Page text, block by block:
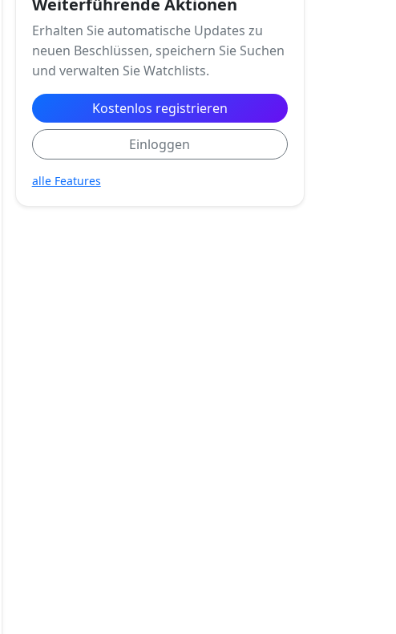
Weiterführende Aktionen
Erhalten Sie automatische Updates zu
neuen Beschlüssen, speichern Sie Suchen
und verwalten Sie Watchlists.
Kostenlos registrieren
Einloggen
alle Features